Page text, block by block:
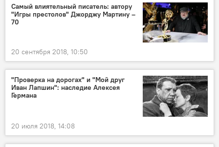
Самый влиятельный писатель: автору
"Игры престолов" Джорджу Мартину –
70
20 сентября 2018, 10:50
"Проверка на дорогах" и "Мой друг
Иван Лапшин": наследие Алексея
Германа
20 июля 2018, 14:08